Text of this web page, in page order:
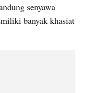
senyawa
banyak khasiat